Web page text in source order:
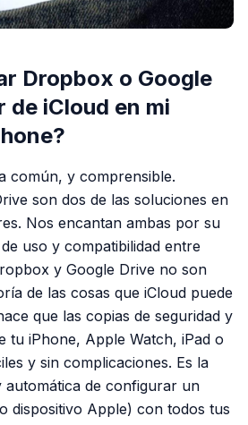
Dropbox o Google
de iCloud en mi
común, y comprensible.
son dos de las soluciones en
Nos encantan ambas por su
uso y compatibilidad entre
y Google Drive no son
de las cosas que iCloud puede
que las copias de seguridad y
tu iPhone, Apple Watch, iPad o
y sin complicaciones. Es la
automática de configurar un
dispositivo Apple) con todos tus